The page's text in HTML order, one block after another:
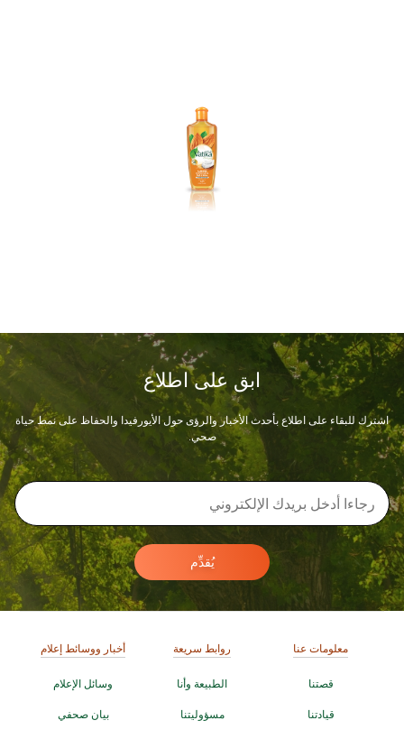
ابق على اطلاع
اشترك للبقاء على اطلاع بأحدث الأخبار والرؤى حول الأيورفيدا والحفاظ على نمط حياة
صحي.
يُقدِّم
معلومات عنا
قصتنا
قيادتنا
روابط سريعة
الطبيعة وأنا
مسؤوليتنا
أخبار ووسائط إعلام
وسائل الإعلام
بيان صحفي